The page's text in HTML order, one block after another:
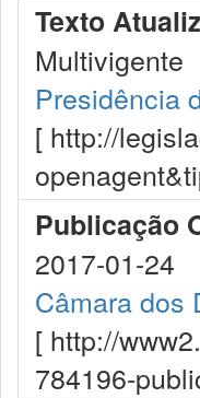
Texto
Multivigente
Presidência
[ http://
Publicação
2017-01-24
Câmara dos
[ http://
784196-